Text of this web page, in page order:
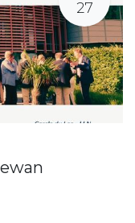
27